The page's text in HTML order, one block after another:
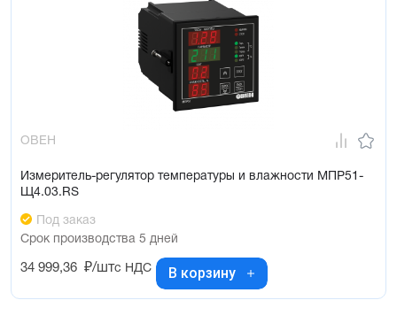
ОВЕН
Измеритель-регулятор температуры и влажности МПР51-
Щ4.03.RS
Под заказ
Срок производства 5 дней
34 999,36 ₽/штс НДС В корзину